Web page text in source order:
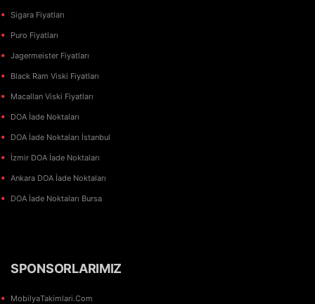
Sigara Fiyatları
Puro Fiyatları
Jagermeister Fiyatları
Black Ram Viski Fiyatları
Macallan Viski Fiyatları
DOA İade Noktaları
DOA İade Noktaları İstanbul
İzmir DOA İade Noktaları
Ankara DOA İade Noktaları
DOA İade Noktaları Bursa
SPONSORLARIMIZ
MobilyaTakimlari.Com